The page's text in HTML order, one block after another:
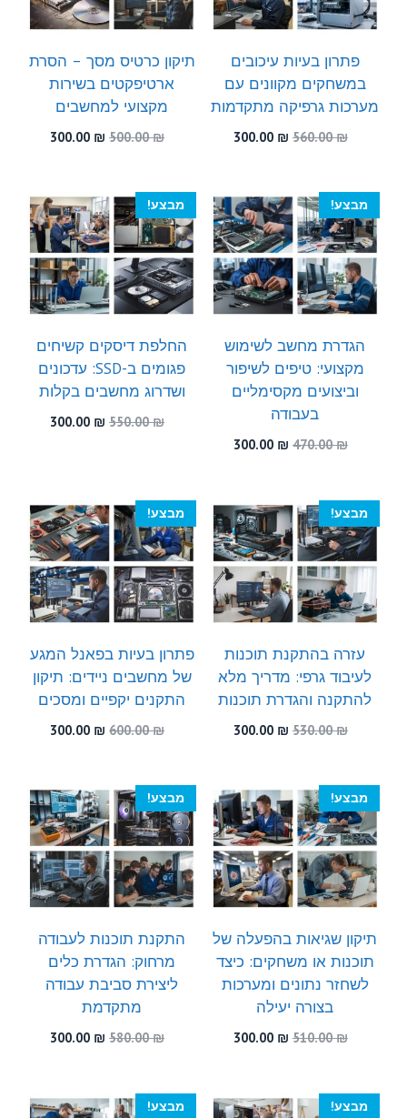
פתרון בעיות עיכובים
במשחקים מקוונים עם
מערכות גרפיקה מתקדמות
560.00₪
המחיר
560.00 ₪.
300.00 ₪
300.00 ₪.
תיקון כרטיס מסך – הסרת
ארטיפקטים בשירות
מקצועי למחשבים
500.00₪
המחיר
500.00 ₪.
300.00 ₪
המחיר
300.00 ₪.
מבצע!
הגדרת מחשב לשימוש
מקצועי: טיפים לשיפור
וביצועים מקסימליים
בעבודה
470.00₪
המחיר
470.00 ₪.
300.00 ₪
300.00 ₪.
מבצע!
החלפת דיסקים קשיחים
פגומים ב-SSD: עדכונים
ושדרוג מחשבים בקלות
550.00₪
המחיר
300.00 ₪
המחיר
מבצע!
עזרה בהתקנת תוכנות
לעיבוד גרפי: מדריך מלא
להתקנה והגדרת תוכנות
530.00₪
המחיר
530.00 ₪.
300.00 ₪
300.00 ₪.
מבצע!
פתרון בעיות בפאנל המגע
של מחשבים ניידים: תיקון
התקנים יקפיים ומסכים
600.00₪
המחיר
600.00 ₪.
300.00 ₪
המחיר
300.00 ₪.
מבצע!
תיקון שגיאות בהפעלה של
תוכנות או משחקים: כיצד
לשחזר נתונים ומערכות
בצורה יעילה
510.00₪
המחיר
510.00 ₪.
300.00 ₪
300.00 ₪.
מבצע!
התקנת תוכנות לעבודה
מרחוק: הגדרת כלים
ליצירת סביבת עבודה
מתקדמת
580.00₪
המחיר
580.00 ₪.
300.00 ₪
המחיר
300.00 ₪.
מבצע! מבצע!